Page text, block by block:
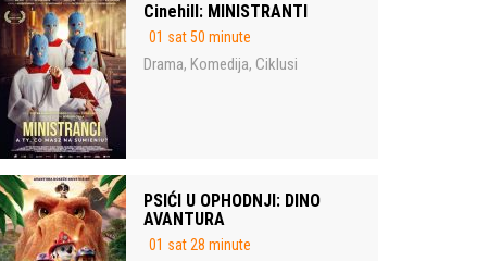
Cinehill: MINISTRANTI
01 sat 50 minute
Drama, Komedija, Ciklusi
PSIĆI U OPHODNJI: DINO
AVANTURA
01 sat 28 minute